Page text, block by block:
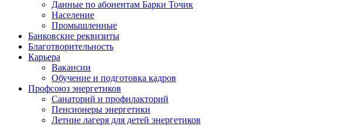
Данные по абонентам Барки Точик
Население
Промышленные
Банковские реквизиты
Благотворительность
Карьера
Вакансии
Обучение и подготовка кадров
Профсоюз энергетиков
Санаторий и профилакторий
Пенсионеры энергетики
Летние лагеря для детей энергетиков